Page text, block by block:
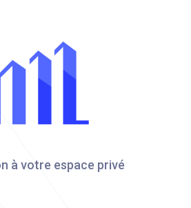
à votre espace privé